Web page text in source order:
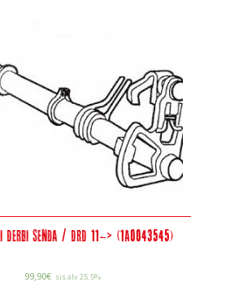
Derbi Senda / DRD 11-> (1A0043545)
99,90€ sis alv 25.5%